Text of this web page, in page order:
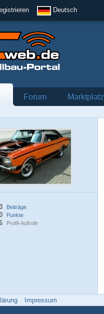
Deutsch
Forum Marktplatz
Beiträge
Punkte
Profil-Aufrufe
Impressum